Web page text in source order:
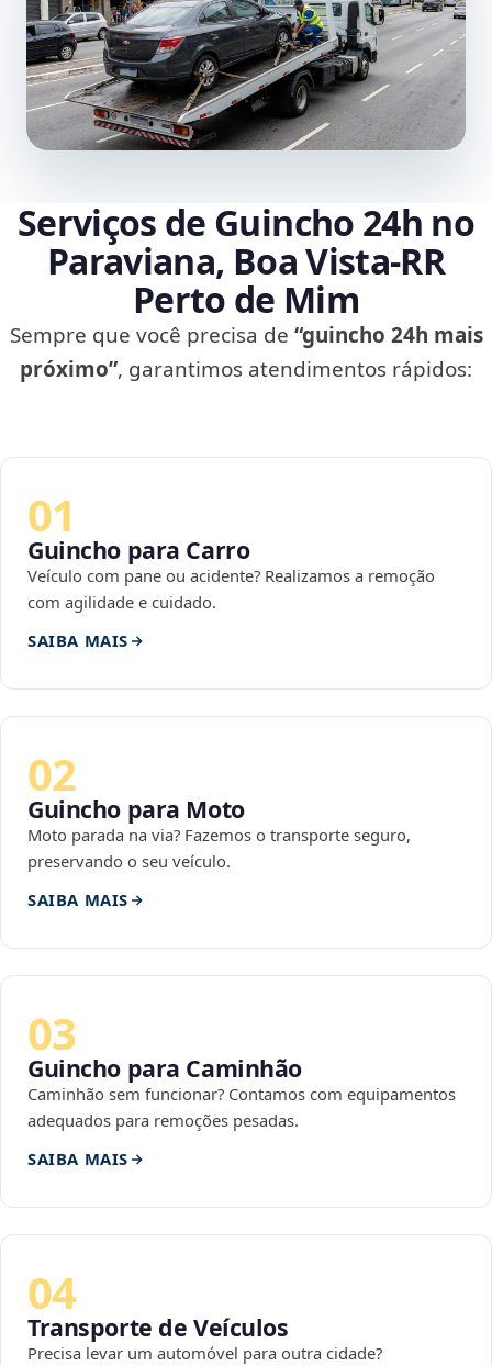
Serviços de Guincho 24h no
Paraviana, Boa Vista‑RR
Perto de Mim
Sempre que você precisa de “guincho 24h mais
próximo”, garantimos atendimentos rápidos:
01
Guincho para Carro
Veículo com pane ou acidente? Realizamos a remoção
com agilidade e cuidado.
SAIBA MAIS
02
Guincho para Moto
Moto parada na via? Fazemos o transporte seguro,
preservando o seu veículo.
SAIBA MAIS
03
Guincho para Caminhão
Caminhão sem funcionar? Contamos com equipamentos
adequados para remoções pesadas.
SAIBA MAIS
04
Transporte de Veículos
Precisa levar um automóvel para outra cidade?